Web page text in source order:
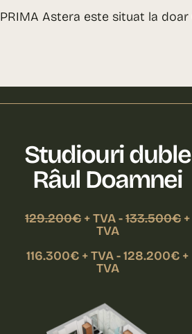
PRIMA Astera este situat la doar
Studiouri duble
Râul Doamnei
129.200€ + TVA -133.500€ +
TVA
116.300€ + TVA - 128.200€ +
TVA